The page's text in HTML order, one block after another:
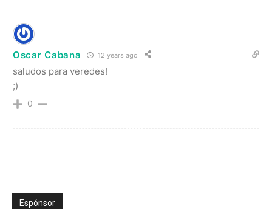
Oscar Cabana 12 years ago
saludos para veredes!
;)
0
Espónsor